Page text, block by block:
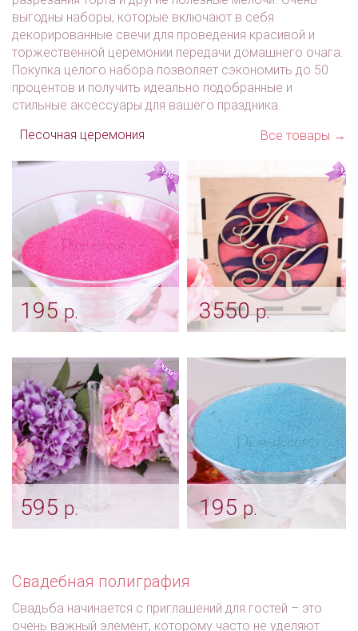
выгодны наборы, которые включают в себя
декорированные свечи для проведения красивой и
торжественной церемонии передачи домашнего очага.
Покупка целого набора позволяет сэкономить до 50
процентов и получить идеально подобранные и
стильные аксессуары для вашего праздника.
Все товары →
Песочная церемония
195р.
церемонии
Арт: pes_0060
3550р.
индивидуальным
дизайном
Арт: indv_0024
595 р.
Арт: pion_0062
195р.
Свадебная полиграфия
Свадьба начинается с приглашений для гостей – это
очень важный элемент, которому часто не уделяют